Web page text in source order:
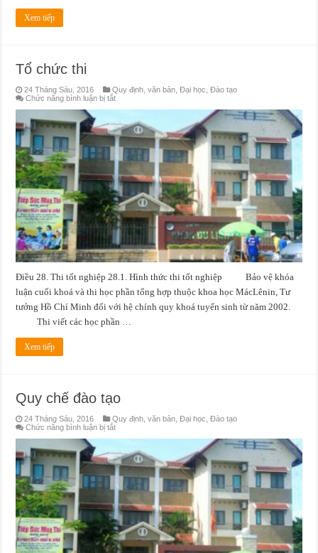
Xem tiếp
Tổ chức thi
24 Tháng Sáu, 2016 Quy định, văn bản ,Đại học ,Đào tạo
Chức năng bình luận bị tắtở
thi
Điều 28. Thi tốt nghiệp 28.1. Hình thức thi tốt nghiệp Bảo vệ khóa
luận cuối khoá và thi học phần tổng hợp thuộc khoa học MácLênin, Tư
tưởng Hồ Chí Minh đối với hệ chính quy khoá tuyển sinh từ năm 2002.
Thi viết các học phần …
Xem tiếp
Quy chế đào tạo
24 Tháng Sáu, 2016 Quy định, văn bản ,Đại học ,Đào tạo
Chức năng bình luận bị tắtở
đào
tạo